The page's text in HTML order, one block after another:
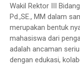
Wakil Rektor III
Pd.,SE., MM dalam
merupakan bentuk
mahasiswa dari
adalah ancaman
dengan edukasi,